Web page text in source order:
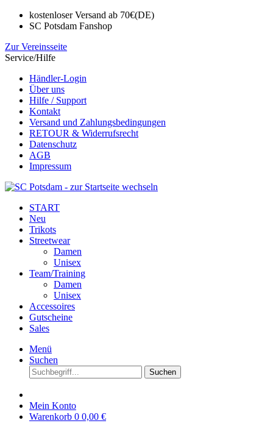
kostenloser Versand ab 70€(DE)
SC Potsdam Fanshop
Zur Vereinsseite
Service/Hilfe
Händler-Login
Über uns
Hilfe / Support
Kontakt
Versand und Zahlungsbedingungen
RETOUR & Widerrufsrecht
Datenschutz
AGB
Impressum
START
Neu
Trikots
Streetwear
Damen
Unisex
Team/Training
Damen
Unisex
Accessoires
Gutscheine
Sales
Menü
Suchen
Suchen
Mein Konto
Warenkorb 0 0,00 €